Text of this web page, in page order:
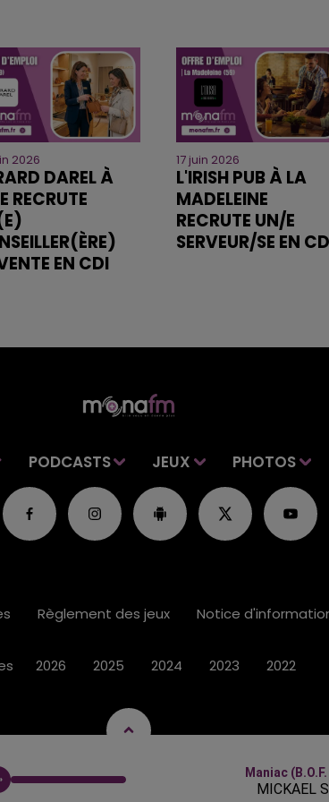
2026
DAREL À
RECRUTE
EN CDI
17 juin 2026
L'IRISH PUB À LA
MADELEINE
RECRUTE UN/E
SERVEUR/SE EN
PODCASTS JEUX PHOTOS
Maniac
MICKAEL
Règlement des jeux Notice
2026 2025 2024 2023 2022